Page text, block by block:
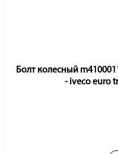
Болт колесный
- iveco euro